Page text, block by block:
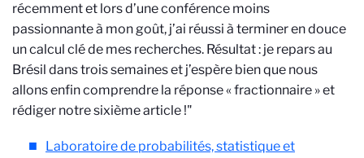
récemment et lors d’une conférence moins
passionnante à mon goût, j’ai réussi à terminer en douce
un calcul clé de mes recherches. Résultat : je repars au
Brésil dans trois semaines et j’espère bien que nous
allons enfin comprendre la réponse « fractionnaire » et
rédiger notre sixième article !"
Laboratoire de probabilités, statistique et